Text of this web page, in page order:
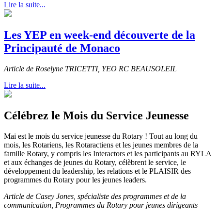
Lire la suite...
Les YEP en week-end découverte de la
Principauté de Monaco
Article de Roselyne TRICETTI, YEO RC BEAUSOLEIL
Lire la suite...
Célébrez le Mois du Service Jeunesse
Mai est le mois du service jeunesse du Rotary ! Tout au long du
mois, les Rotariens, les Rotaractiens et les jeunes membres de la
famille Rotary, y compris les Interactors et les participants au RYLA
et aux échanges de jeunes du Rotary, célèbrent le service, le
développement du leadership, les relations et le PLAISIR des
programmes du Rotary pour les jeunes leaders.
Article de Casey Jones, spécialiste des programmes et de la
communication, Programmes du Rotary pour jeunes dirigeants